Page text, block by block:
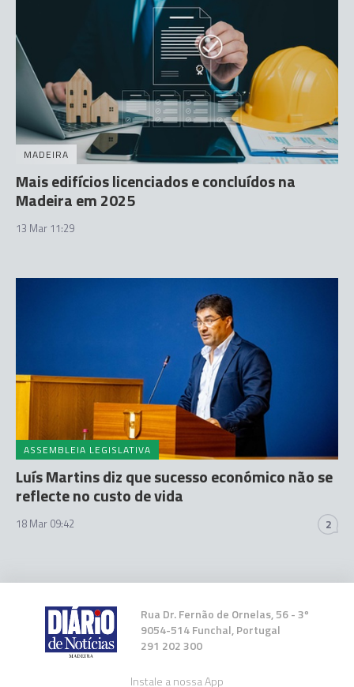
MADEIRA
Mais edifícios licenciados e concluídos na
Madeira em 2025
13 Mar 11:29
ASSEMBLEIA LEGISLATIVA
Luís Martins diz que sucesso económico não se
reflecte no custo de vida
18 Mar 09:42 2
Rua Dr. Fernão de Ornelas, 56 - 3º
9054-514 Funchal, Portugal
291 202 300
Instale a nossa App